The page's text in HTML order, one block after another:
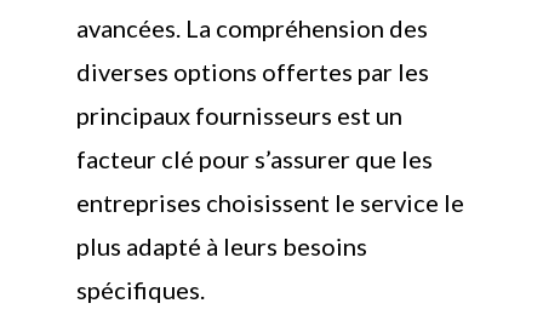
avancées. La compréhension des
diverses options offertes par les
principaux fournisseurs est un
facteur clé pour s’assurer que les
entreprises choisissent le service le
plus adapté à leurs besoins
spécifiques.